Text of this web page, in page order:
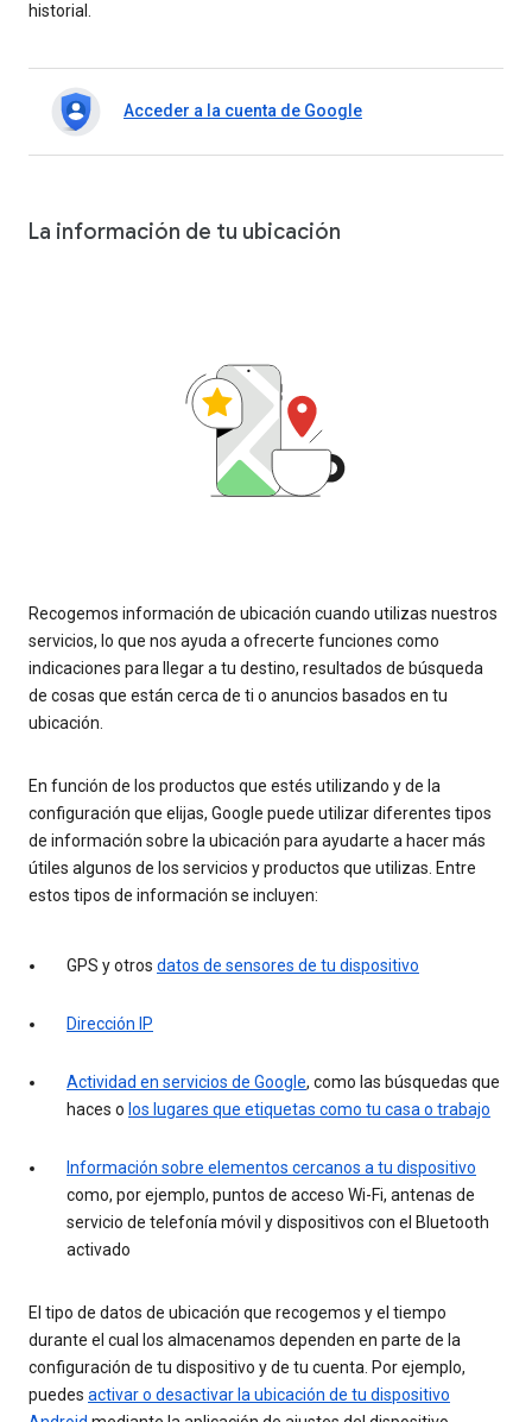
historial.
Acceder a la cuenta de Google
La información de tu ubicación
Recogemos información de ubicación cuando utilizas nuestros
servicios, lo que nos ayuda a ofrecerte funciones como
indicaciones para llegar a tu destino, resultados de búsqueda
de cosas que están cerca de ti o anuncios basados en tu
ubicación.
En función de los productos que estés utilizando y de la
configuración que elijas, Google puede utilizar diferentes tipos
de información sobre la ubicación para ayudarte a hacer más
útiles algunos de los servicios y productos que utilizas. Entre
estos tipos de información se incluyen:
GPS y otros datos de sensores de tu dispositivo
Dirección IP
Actividad en servicios de Google, como las búsquedas que
haces o los lugares que etiquetas como tu casa o trabajo
Información sobre elementos cercanos a tu dispositivo
como, por ejemplo, puntos de acceso Wi-Fi, antenas de
servicio de telefonía móvil y dispositivos con el Bluetooth
activado
El tipo de datos de ubicación que recogemos y el tiempo
durante el cual los almacenamos dependen en parte de la
configuración de tu dispositivo y de tu cuenta. Por ejemplo,
puedes activar o desactivar la ubicación de tu dispositivo